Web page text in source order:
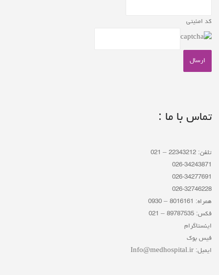
کد امنیتی
تماس با ما :
تلفن: 22343212 – 021
026-34243871
026-34277691
026-32746228
همراه: 8016161 – 0930
فکس: 89787535 – 021
اینستاگرام
فیس بوک
ایمیل: Info@medhospital.ir